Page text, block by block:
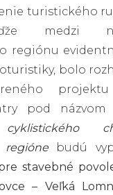
turistického
medzi
regiónu
bolo
projektu
pod názvom
cyklistického
regióne
budú
stavebné
– Veľká